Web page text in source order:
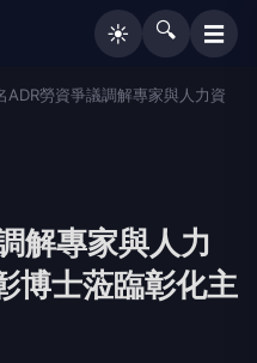
☀️ 🔍 ☰
ADR勞資爭議調解專家與人力資
解專家與人力
博士蒞臨彰化主